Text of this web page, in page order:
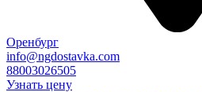
Оренбург
info@ngdostavka.com
88003026505
Узнать цену